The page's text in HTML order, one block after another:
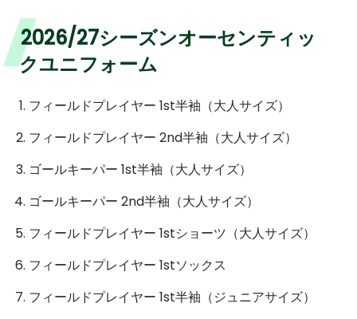
2026/27シーズンオーセンティッ
クユニフォーム
フィールドプレイヤー 1st半袖（大人サイズ）
フィールドプレイヤー 2nd半袖（大人サイズ）
ゴールキーパー 1st半袖（大人サイズ）
ゴールキーパー 2nd半袖（大人サイズ）
フィールドプレイヤー 1stショーツ（大人サイズ）
フィールドプレイヤー 1stソックス
フィールドプレイヤー 1st半袖（ジュニアサイズ）